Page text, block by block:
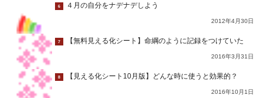
6 ４月の自分をナデナデしよう
2012年4月30日
7 【無料見える化シート】命綱のように記録をつけていた
2016年3月31日
8 【見える化シート10月版】どんな時に使うと効果的？
2016年10月1日